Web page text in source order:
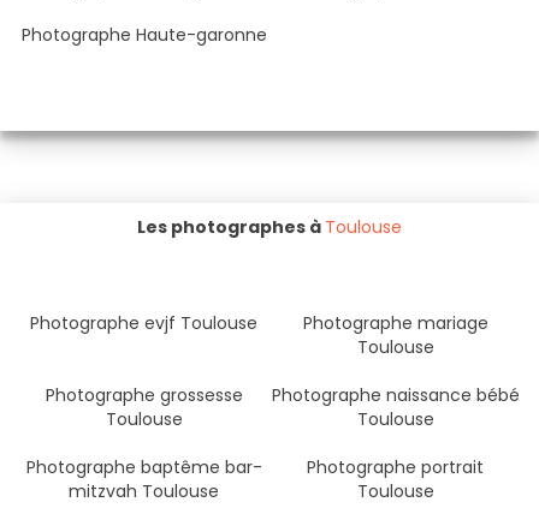
Photographe Haute-garonne
Les photographes à Toulouse
Photographe evjf Toulouse
Photographe mariage
Toulouse
Photographe grossesse
Toulouse
Photographe naissance bébé
Toulouse
Photographe baptême bar-
mitzvah Toulouse
Photographe portrait
Toulouse